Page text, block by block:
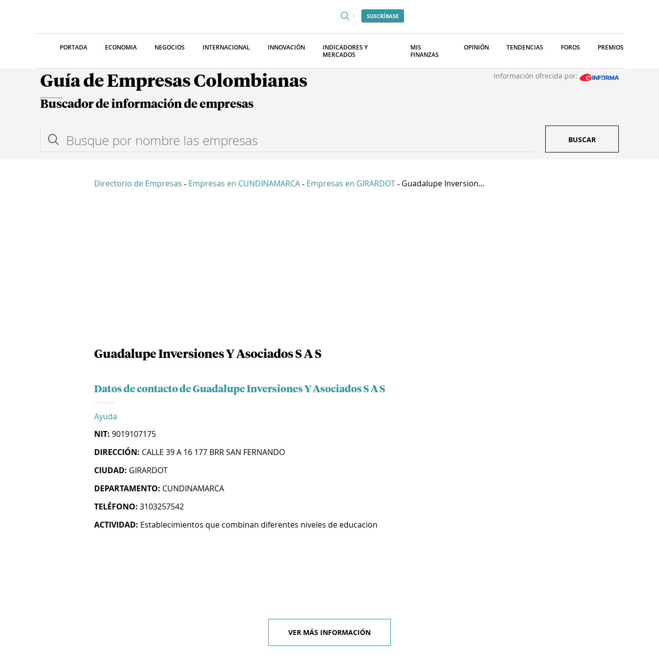
SUSCRÍBASE
PORTADA ECONOMIA NEGOCIOS INTERNACIONAL INNOVACIÓN
INDICADORES Y
MERCADOS
MIS
FINANZAS
OPINIÓN TENDENCIAS FOROS PREMIOS
Guía de Empresas Colombianas Información ofrecida por:
Buscador de información de empresas
BUSCAR
Directorio de Empresas - Empresas en CUNDINAMARCA - Empresas en GIRARDOT - Guadalupe Inversion...
Guadalupe Inversiones Y Asociados S A S
Datos de contacto de Guadalupe Inversiones Y Asociados S A S
Ayuda
NIT: 9019107175
DIRECCIÓN: CALLE 39 A 16 177 BRR SAN FERNANDO
CIUDAD: GIRARDOT
DEPARTAMENTO: CUNDINAMARCA
TELÉFONO: 3103257542
ACTIVIDAD: Establecimientos que combinan diferentes niveles de educacion
VER MÁS INFORMACIÓN